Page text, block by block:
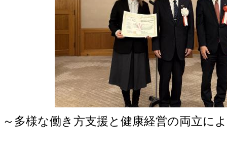
～多様な働き方支援と健康経営の両立に